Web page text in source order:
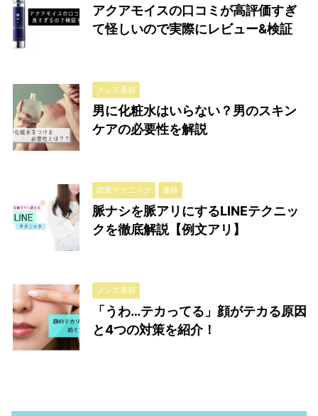
アクアモイスの口コミが高評価すぎ
て怪しいので実際にレビュー&検証
メンズ美容
男に化粧水はいらない？男のスキン
ケアの必要性を解説
恋愛テクニック 連絡
脈ナシを脈アリにするLINEテクニッ
クを徹底解説【例文アリ】
メンズ美容
「うわ…テカってる」顔がテカる原因
と4つの対策を紹介！